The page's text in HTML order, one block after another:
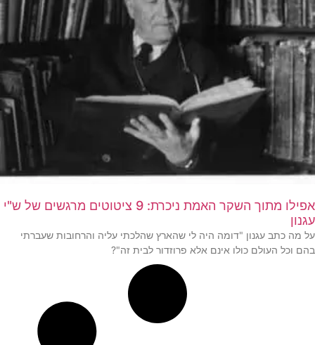
אפילו מתוך השקר האמת ניכרת: 9 ציטוטים מרגשים של ש"י
עגנון
על מה כתב עגנון "דומה היה לי שהארץ שהלכתי עליה והרחובות שעברתי
בהם וכל העולם כולו אינם אלא פרוזדור לבית זה"?